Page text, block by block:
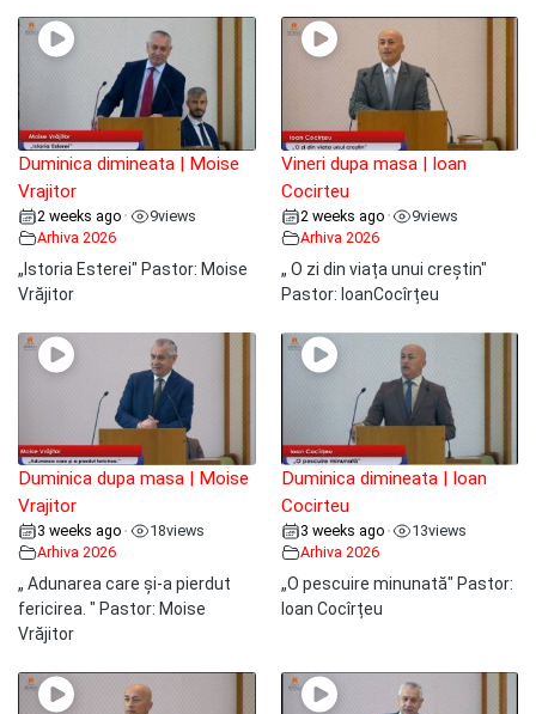
Duminica dimineata | Moise
Vrajitor
2 weeks ago • 9views
Arhiva 2026
„Istoria Esterei" Pastor: Moise
Vrăjitor
Vineri dupa masa | Ioan
Cocirteu
2 weeks ago • 9views
Arhiva 2026
„ O zi din viața unui creștin"
Pastor: IoanCocîrțeu
Duminica dupa masa | Moise
Vrajitor
3 weeks ago • 18views
Arhiva 2026
„ Adunarea care și-a pierdut
fericirea. " Pastor: Moise
Vrăjitor
Duminica dimineata | Ioan
Cocirteu
3 weeks ago • 13views
Arhiva 2026
„O pescuire minunată" Pastor:
Ioan Cocîrțeu